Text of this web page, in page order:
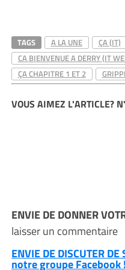
TAGS A LA UNE
ÇA (IT)
CA BIENVENUE A DERRY (IT
ÇA CHAPITRE 1 ET 2
VOUS AIMEZ L'ARTICLE?
ENVIE DE DONNER
laisser un commentaire
ENVIE DE DISCUTER
notre groupe Facebook